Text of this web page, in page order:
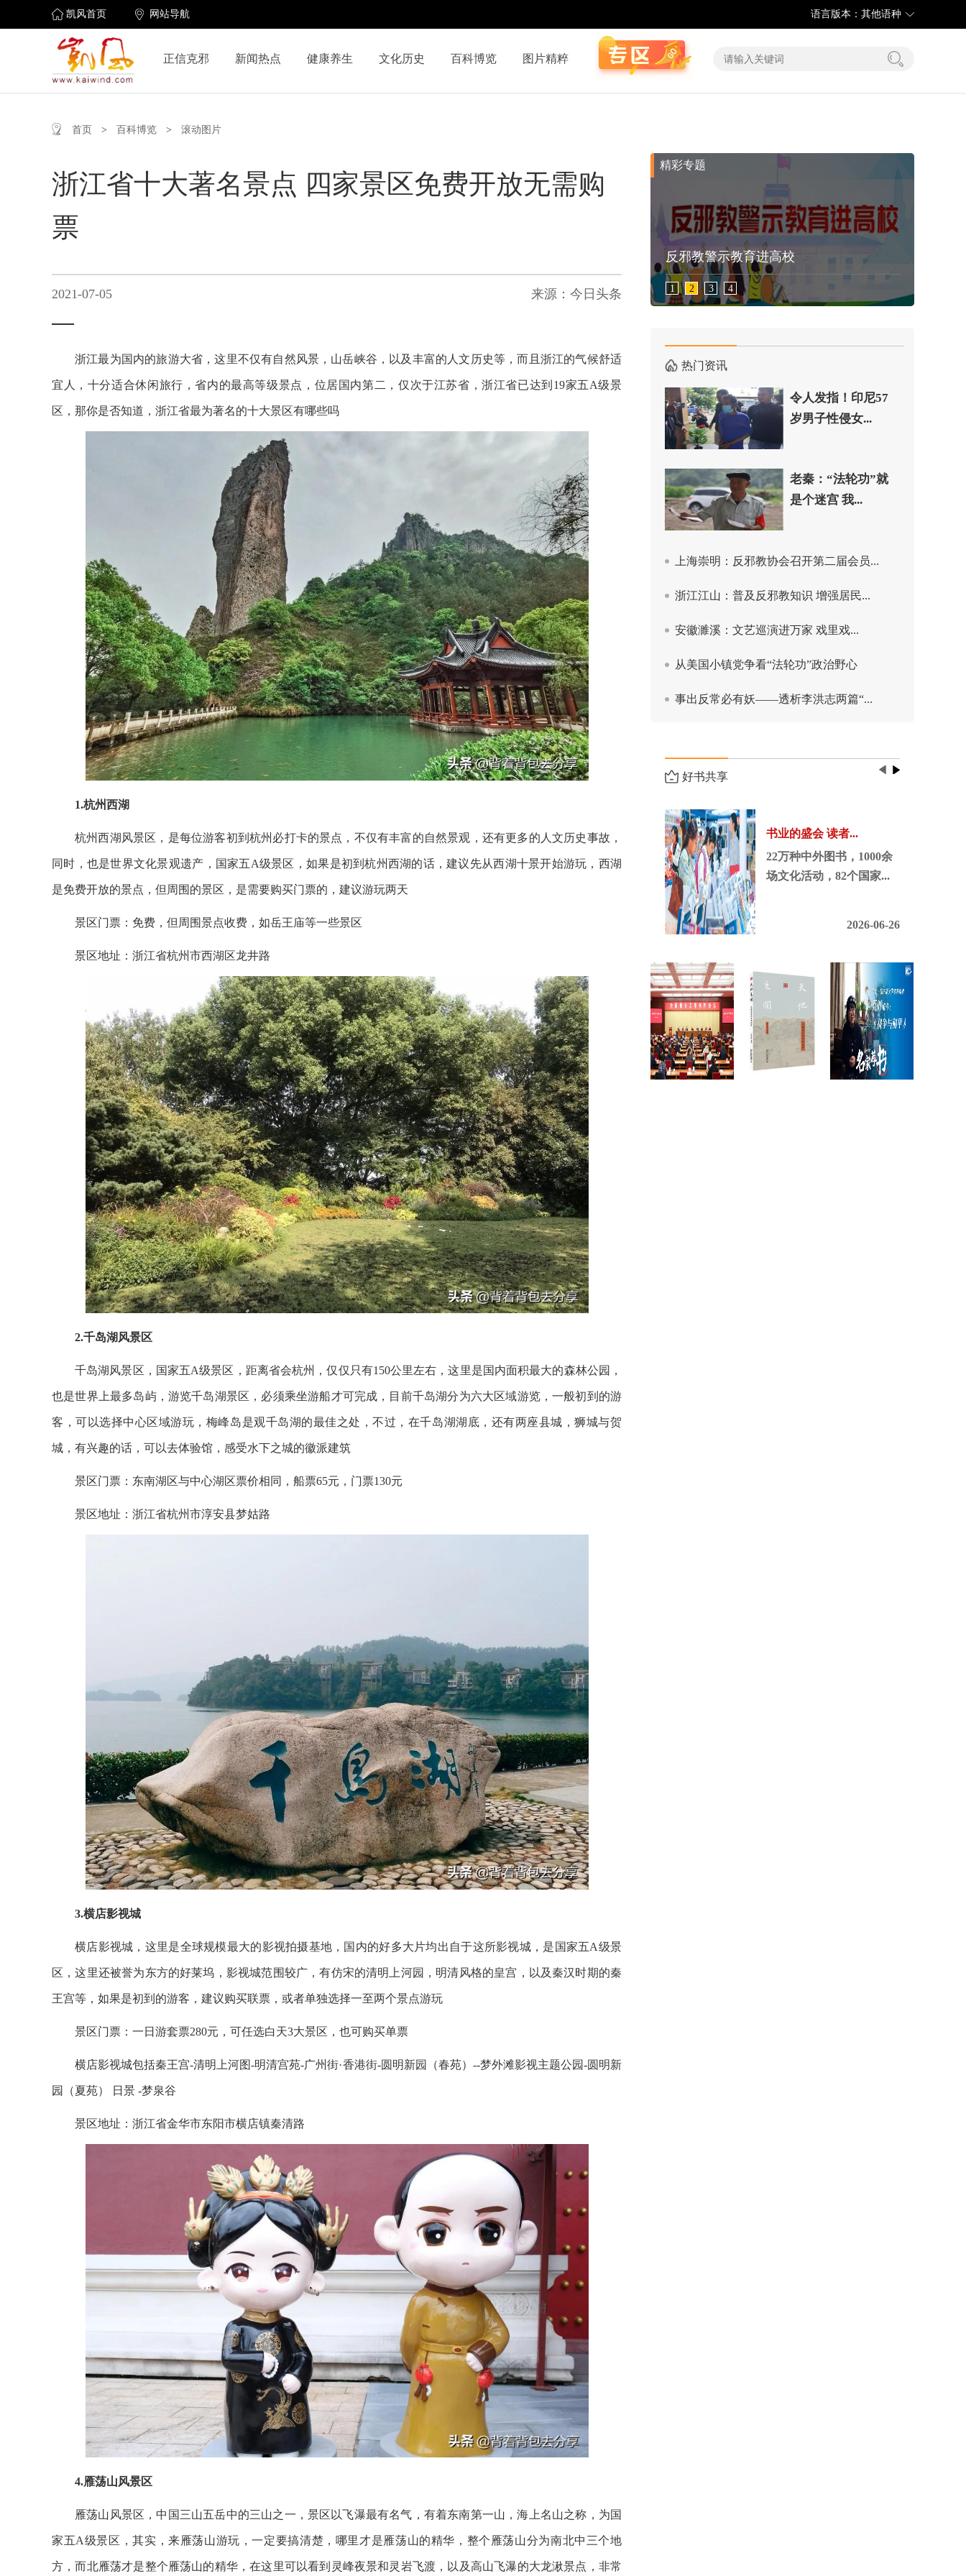
凯风首页 网站导航 语言版本：其他语种
正信克邪 新闻热点 健康养生 文化历史 百科博览 图片精粹
首页 > 百科博览 > 滚动图片
浙江省十大著名景点 四家景区免费开放无需购
票
2021-07-05 来源：今日头条
浙江最为国内的旅游大省，这里不仅有自然风景，山岳峡谷，以及丰富的人文历史等，而且浙江的气候舒适
宜人，十分适合休闲旅行，省内的最高等级景点，位居国内第二，仅次于江苏省，浙江省已达到19家五A级景
区，那你是否知道，浙江省最为著名的十大景区有哪些吗
1.杭州西湖
杭州西湖风景区，是每位游客初到杭州必打卡的景点，不仅有丰富的自然景观，还有更多的人文历史事故，
同时，也是世界文化景观遗产，国家五A级景区，如果是初到杭州西湖的话，建议先从西湖十景开始游玩，西湖
是免费开放的景点，但周围的景区，是需要购买门票的，建议游玩两天
景区门票：免费，但周围景点收费，如岳王庙等一些景区
景区地址：浙江省杭州市西湖区龙井路
2.千岛湖风景区
千岛湖风景区，国家五A级景区，距离省会杭州，仅仅只有150公里左右，这里是国内面积最大的森林公园，
也是世界上最多岛屿，游览千岛湖景区，必须乘坐游船才可完成，目前千岛湖分为六大区域游览，一般初到的游
客，可以选择中心区域游玩，梅峰岛是观千岛湖的最佳之处，不过，在千岛湖湖底，还有两座县城，狮城与贺
城，有兴趣的话，可以去体验馆，感受水下之城的徽派建筑
景区门票：东南湖区与中心湖区票价相同，船票65元，门票130元
景区地址：浙江省杭州市淳安县梦姑路
3.横店影视城
横店影视城，这里是全球规模最大的影视拍摄基地，国内的好多大片均出自于这所影视城，是国家五A级景
区，这里还被誉为东方的好莱坞，影视城范围较广，有仿宋的清明上河园，明清风格的皇宫，以及秦汉时期的秦
王宫等，如果是初到的游客，建议购买联票，或者单独选择一至两个景点游玩
景区门票：一日游套票280元，可任选白天3大景区，也可购买单票
横店影视城包括秦王宫-清明上河图-明清宫苑-广州街·香港街-圆明新园（春苑）--梦外滩影视主题公园-圆明新
园（夏苑） 日景 -梦泉谷
景区地址：浙江省金华市东阳市横店镇秦清路
4.雁荡山风景区
雁荡山风景区，中国三山五岳中的三山之一，景区以飞瀑最有名气，有着东南第一山，海上名山之称，为国
家五A级景区，其实，来雁荡山游玩，一定要搞清楚，哪里才是雁荡山的精华，整个雁荡山分为南北中三个地
方，而北雁荡才是整个雁荡山的精华，在这里可以看到灵峰夜景和灵岩飞渡，以及高山飞瀑的大龙湫景点，非常